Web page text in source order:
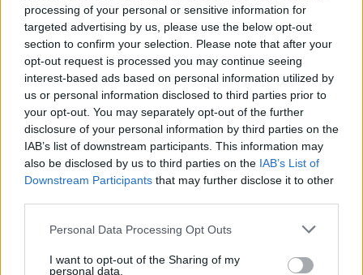
processing of your personal or sensitive information for
targeted advertising by us, please use the below opt-out
section to confirm your selection. Please note that after your
opt-out request is processed you may continue seeing
interest-based ads based on personal information utilized by
us or personal information disclosed to third parties prior to
your opt-out. You may separately opt-out of the further
disclosure of your personal information by third parties on the
IAB’s list of downstream participants. This information may
also be disclosed by us to third parties on the IAB’s List of
Downstream Participants that may further disclose it to other
Please note that this website/app uses one or more Google
not limited to your visit or usage behaviour. You may click to
Personal Data Processing Opt Outs
I want to opt-out of the Sharing of my
personal data.
* Υποχρεωτικά πεδία
ΡΟΗ ΕΙΔΗΣΕΩΝ
Ειδήσεις Δημοφιλή Σχολιασμένα
Τουλάχιστον τρεις νεκροί και πολλοί τραυματίες
εξαιτίας ρωσικών πληγμάτων στην Ουκρανία
Συναγερμός στην Έδεσσα για την εξαφάνιση 31χρονου